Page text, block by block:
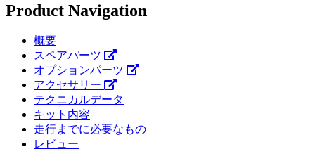
Product Navigation
概要
スペアパーツ
オプションパーツ
アクセサリー
テクニカルデータ
キット内容
走行までに必要なもの
レビュー